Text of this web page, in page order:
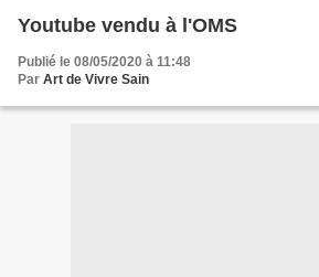
Youtube vendu à l'OMS
Publié le 08/05/2020 à 11:48
Par Art de Vivre Sain